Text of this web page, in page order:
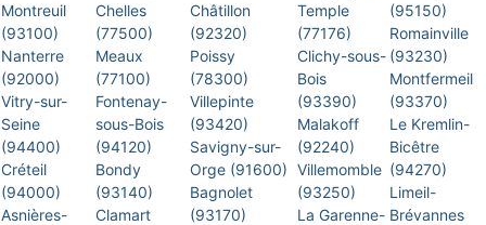
Montreuil
(93100)
Nanterre
(92000)
Vitry-sur-
Seine
(94400)
Créteil
(94000)
Asnières-
Chelles
(77500)
Meaux
(77100)
Fontenay-
sous-Bois
(94120)
Bondy
(93140)
Clamart
Châtillon
(92320)
Poissy
(78300)
Villepinte
(93420)
Savigny-sur-
Orge (91600)
Bagnolet
(93170)
Temple
(77176)
Clichy-sous-
Bois
(93390)
Malakoff
(92240)
Villemomble
(93250)
La Garenne-
(95150)
Romainville
(93230)
Montfermeil
(93370)
Le Kremlin-
Bicêtre
(94270)
Limeil-
Brévannes